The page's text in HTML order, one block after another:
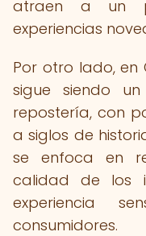
atraen a un
experiencias
Por otro lado, en
sigue siendo
repostería, con
a siglos de
se enfoca en
calidad de los
experiencia
consumidores.